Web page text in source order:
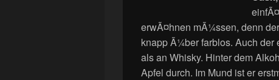
erwÃ¤hnen mÃ¼ssen, denn
knapp Ã¼ber farblos. Auch der
als an Whisky. Hinter dem
Apfel durch. Im Mund ist er